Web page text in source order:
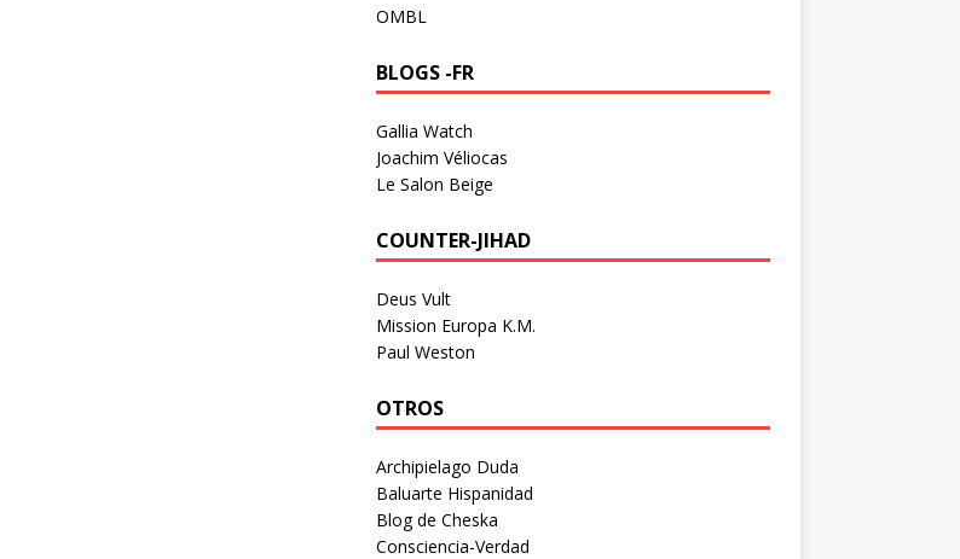
OMBL
BLOGS -FR
Gallia Watch
Joachim Véliocas
Le Salon Beige
COUNTER-JIHAD
Deus Vult
Mission Europa K.M.
Paul Weston
OTROS
Archipielago Duda
Baluarte Hispanidad
Blog de Cheska
Consciencia-Verdad